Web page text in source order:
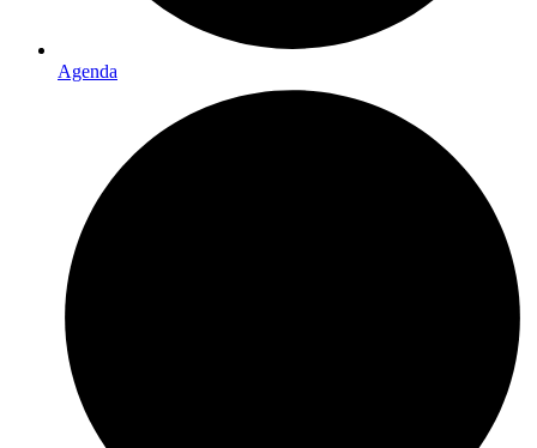
Agenda